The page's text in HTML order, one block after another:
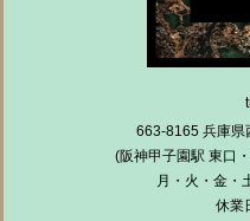
663-8165 兵庫県
(阪神甲子園駅 東口
月・火・金・
休